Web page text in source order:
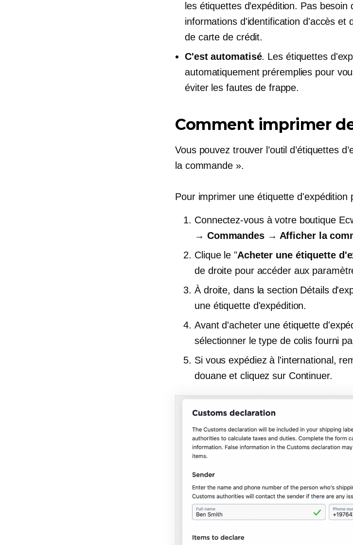
les étiquettes d’expédition. Pas
informations d'identification d'accès et
de carte de crédit.
C'est automatisé. Les étiquettes
automatiquement préremplies pour
éviter les fautes de frappe.
Comment imprimer
Vous pouvez trouver l’outil d’étiquettes
la commande ».
Pour imprimer une étiquette d'expédition
Connectez-vous à votre boutique
→ Commandes → Afficher la
Clique le "Acheter une étiquette
de droite pour accéder aux
À droite, dans la section Détails
une étiquette d'expédition.
Avant d'acheter une étiquette
sélectionner le type de colis fourni
Si vous expédiez à l'international,
douane et cliquez sur Continuer.